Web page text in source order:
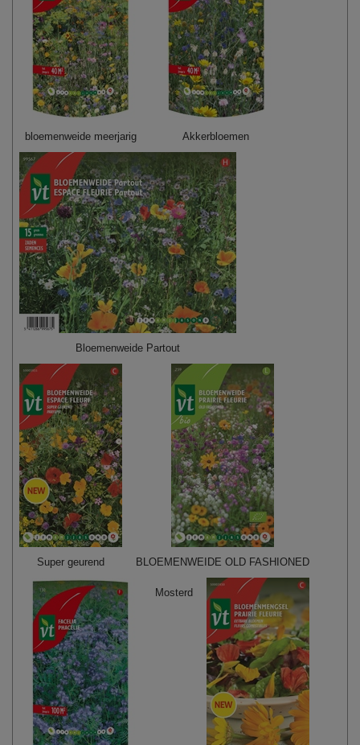
bloemenweide meerjarig Akkerbloemen
Bloemenweide Partout
Super geurend BLOEMENWEIDE OLD FASHIONED
Mosterd